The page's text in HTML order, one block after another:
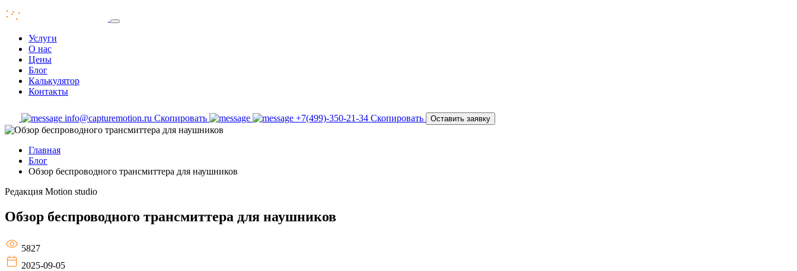
Услуги
О нас
Цены
Блог
Калькулятор
Контакты
info@capturemotion.ru Скопировать +7(499)-350-21-34 Скопировать Оставить заявку
Главная
Блог
Обзор беспроводного трансмиттера для наушников
Редакция Motion studio
Обзор беспроводного трансмиттера для наушников
5827
2025-09-05